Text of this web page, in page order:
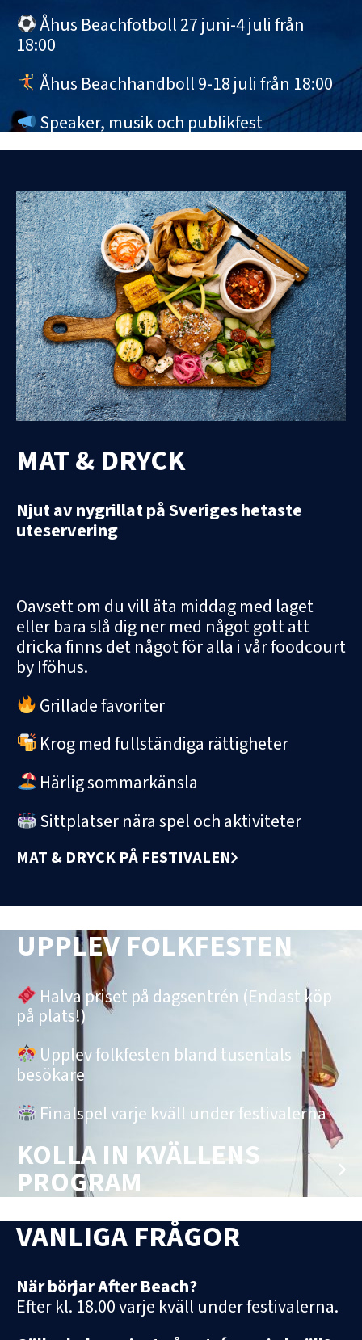
Åhus Beachfotboll 27 juni-4 juli från
18:00
Åhus Beachhandboll 9-18 juli från 18:00
Speaker, musik och publikfest
MAT & DRYCK
Njut av nygrillat på Sveriges hetaste
uteservering
Oavsett om du vill äta middag med laget
eller bara slå dig ner med något gott att
dricka finns det något för alla i vår foodcourt
by Iföhus.
Grillade favoriter
Krog med fullständiga rättigheter
Härlig sommarkänsla
Sittplatser nära spel och aktiviteter
MAT & DRYCK PÅ FESTIVALEN
UPPLEV FOLKFESTEN
Halva priset på dagsentrén (Endast köp
på plats!)
Upplev folkfesten bland tusentals
besökare
Finalspel varje kväll under festivalerna
KOLLA IN KVÄLLENS
PROGRAM
VANLIGA FRÅGOR
När börjar After Beach?
Efter kl. 18.00 varje kväll under festivalerna.